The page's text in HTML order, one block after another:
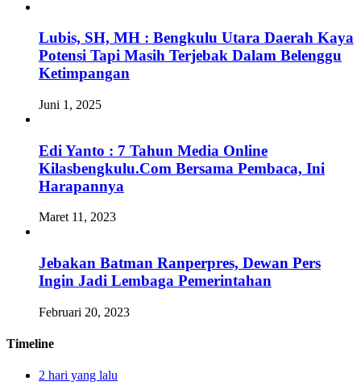
Lubis, SH, MH : Bengkulu Utara Daerah Kaya
Potensi Tapi Masih Terjebak Dalam Belenggu
Ketimpangan
Juni 1, 2025
Edi Yanto : 7 Tahun Media Online
Kilasbengkulu.Com Bersama Pembaca, Ini
Harapannya
Maret 11, 2023
Jebakan Batman Ranperpres, Dewan Pers
Ingin Jadi Lembaga Pemerintahan
Februari 20, 2023
Timeline
2 hari yang lalu